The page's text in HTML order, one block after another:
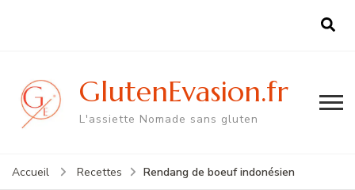
GlutenEvasion.fr
L'assiette Nomade sans gluten
Accueil Recettes Rendang de boeuf indonésien